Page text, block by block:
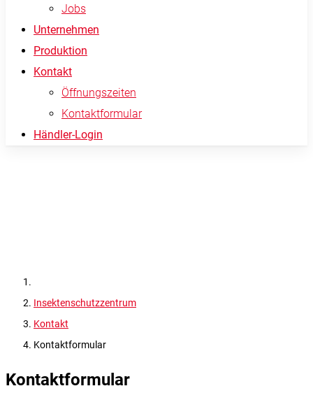
Jobs
Unternehmen
Produktion
Kontakt
Öffnungszeiten
Kontaktformular
Händler-Login
Insektenschutzzentrum
Kontakt
Kontaktformular
Kontaktformular